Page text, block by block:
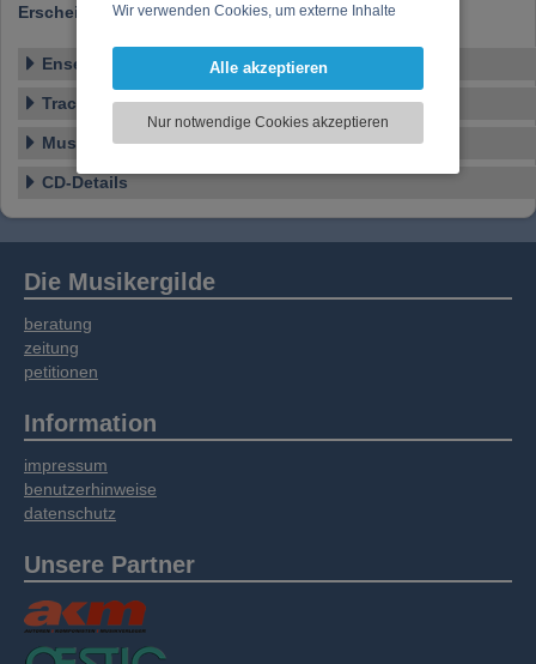
Wir verwenden Cookies, um externe Inhalte
Funktionen für soziale Medien anbieten zu
zu analysieren. Dabei werden ggf.
Informationen zu Ihrer Verwendung unserer
soziale Medien, Werbung und Analysen
oder die sie im Rahmen Ihrer Nutzung der
Dienste gesammelt haben.
Alle akzeptieren
Nur notwendige Cookies akzeptieren
Erscheinen bei:Irie Ites Music
Ensemble
Tracklist
Musikstil
CD-Details
Die Musikergilde
beratung
zeitung
petitionen
Information
impressum
benutzerhinweise
datenschutz
Unsere Partner